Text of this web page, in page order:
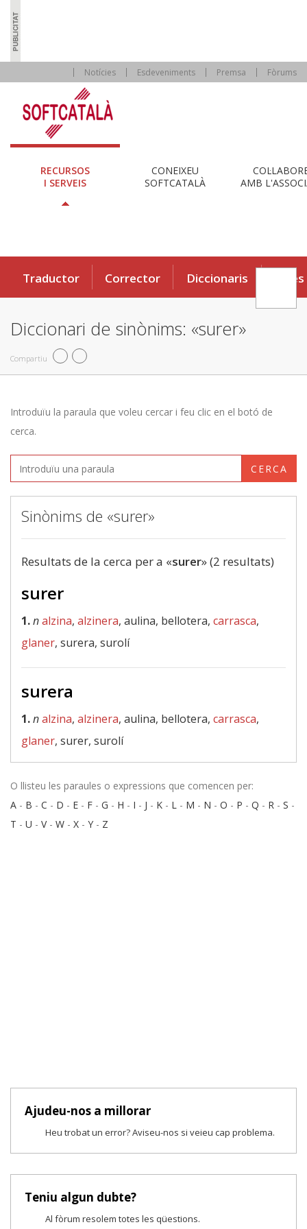
Notícies Esdeveniments Premsa Fòrums
RECURSOS
I SERVEIS
CONEIXEU
SOFTCATALÀ
AMB
Traductor Corrector Diccionaris Eines
Diccionari de sinònims: «surer»
Compartiu
Introduïu la paraula que voleu cercar i feu clic en el botó de
cerca.
CERCA
Sinònims de «surer»
Resultats de la cerca per a «surer» (2 resultats)
surer
1.nalzina, alzinera, aulina, bellotera, carrasca,
glaner, surera, surolí
surera
1.nalzina, alzinera, aulina, bellotera, carrasca,
glaner, surer, surolí
O llisteu les paraules o expressions que comencen per:
A - B - C - D - E - F - G - H - I - J - K - L - M - N - O - P - Q - R - S -
T - U - V- W - X - Y - Z
Ajudeu-nos a millorar
Heu trobat un error? Aviseu-nos si veieu cap problema.
Teniu algun dubte?
Al fòrum resolem totes les qüestions.